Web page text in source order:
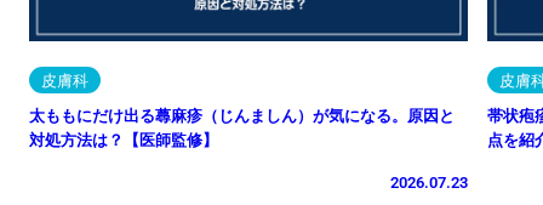
皮膚科
太ももにだけ出る蕁麻疹（じんましん）が気になる。原因と
対処方法は？【医師監修】
2026.07.23
皮膚
帯状疱
点を紹